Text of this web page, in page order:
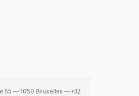
55 — 1050 Bruxelles — +32